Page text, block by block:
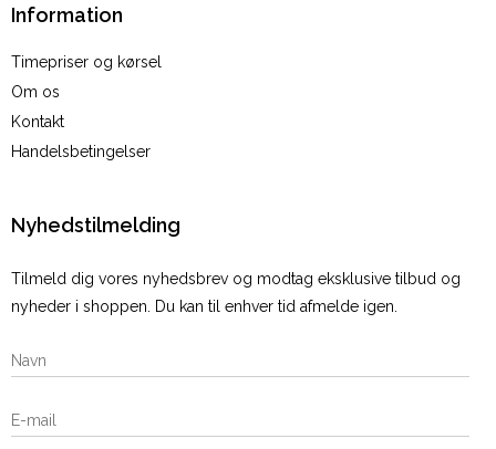
Information
Timepriser og kørsel
Om os
Kontakt
Handelsbetingelser
Nyhedstilmelding
Tilmeld dig vores nyhedsbrev og modtag eksklusive tilbud og
nyheder i shoppen. Du kan til enhver tid afmelde igen.